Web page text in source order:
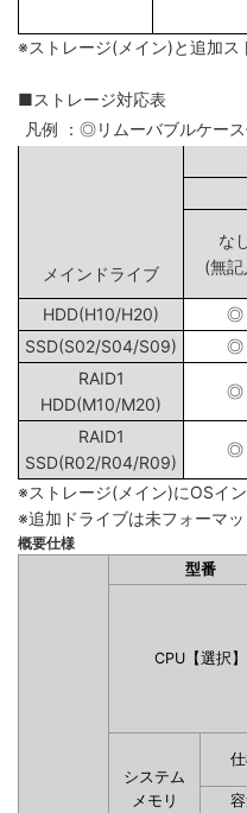
※ストレージ(メイン)と追加ス
■ストレージ対応表
凡例 ：◎リムーバブルケー
メインドライブ
な
(無記
HDD(H10/H20) ◎
SSD(S02/S04/S09)
◎
RAID1
HDD(M10/M20)
◎
RAID1
SSD(R02/R04/R09)
◎
※ストレージ(メイン)にOSイ
※追加ドライブは未フォーマ
概要仕様
型番
CPU【選択】
システム
メモリ